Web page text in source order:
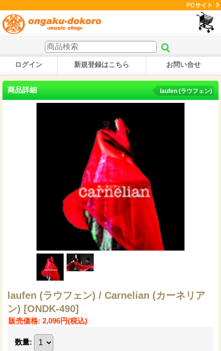
PCサイト
ログイン 新規登録はこちら お問い合せ
商品詳細 laufen (ラウフェン)
laufen (ラウフェン) / Carnelian (カーネリア
ン) [ONDK-490]
販売価格: 2,096円(税込)
数量: